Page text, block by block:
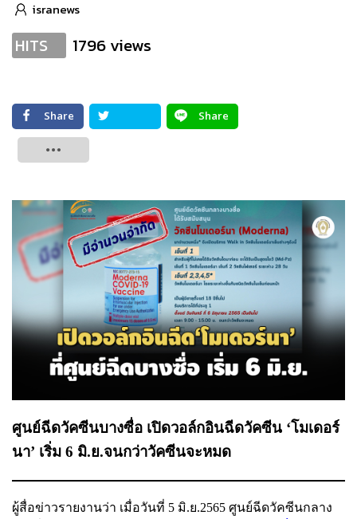
isranews
HITS 1796 views
Share
Share
ศูนย์ฉีดวัคซีนบางซื่อ เปิดวอล์กอินฉีดวัคซีน ‘โมเดอร์
นา’ เริ่ม 6 มิ.ย.จนกว่าวัคซีนจะหมด
ผู้สื่อข่าวรายงานว่า เมื่อวันที่ 5 มิ.ย.2565 ศูนย์ฉีดวัคซีนกลาง